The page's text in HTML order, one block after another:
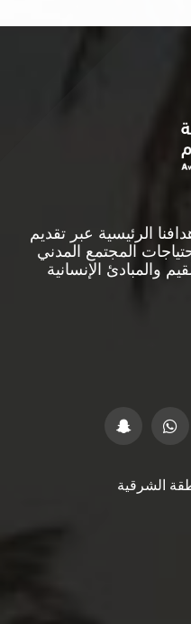
الرئيسية عبر تقديم
المجتمع المدني
والمبادئ الإنسانية
الشرقية